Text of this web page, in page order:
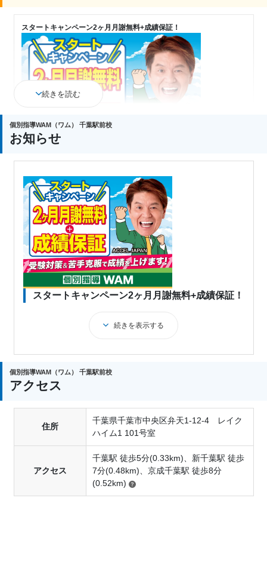
スタートキャンペーン2ヶ月月謝無料+成績保証！
◆スタートキャンペーン2ヶ月月謝無料
成績アップの近道は苦手克服！個別指導WAMでは、
AIを使って勉強の苦手やつまずきを発見！
お子さま一人ひとりの理解度や習熟度に合わせて専
用の学習カリキュラムを作成します。
【地域密着だからできる、結果につながる指導！】
地元近隣校の最新情報を把握し、お子さまの通う学
校に合わせた授業が可能です。
まずは学習のお悩みをお聞かせください！
◆個別指導WAMの成績保証コース
個別指導WAMでは成績アップの実績多数！
多くの生徒さんが20点以上の点数アップを実現して
もし達成できなかった場合は、授業料3ヶ月免除。
※2ヶ月月謝無料：40分授業×8回が無料になりま
※東大生の個別講習は対象外です。
※キャンペーン対象は初めての方に限ります。
続きを読む
個別指導WAM（ワム） 千葉駅前校
お知らせ
スタートキャンペーン2ヶ月月謝無料+成績保証！
続きを表示する
個別指導WAM（ワム） 千葉駅前校
アクセス
住所
千葉県千葉市中央区弁天1-12-4 レイク
ハイム1 101号室
アクセス
千葉駅 徒歩5分(0.33km)、新千葉駅 徒歩
7分(0.48km)、京成千葉駅 徒歩8分
(0.52km)